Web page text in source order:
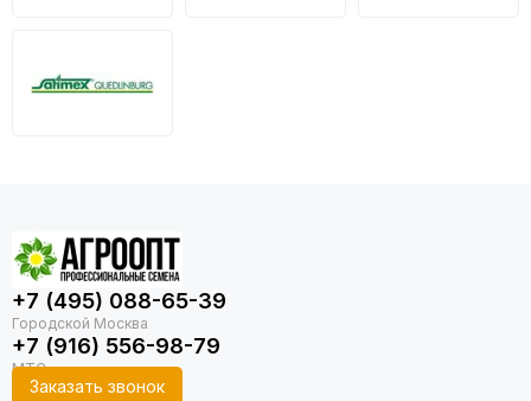
+7 (495) 088-65-39
+7 (916) 556-98-79
Заказать звонок